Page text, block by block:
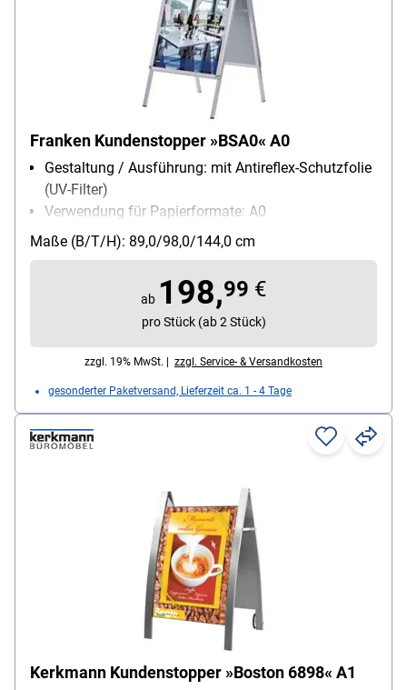
Franken Kundenstopper »BSA0« A0
Gestaltung / Ausführung: mit Antireflex-Schutzfolie
(UV-Filter)
Verwendung für Papierformate: A0
Einsatzbereich: Innenbereich, Überdachter
Außenbereich
Maße (B/T/H): 89,0/98,0/144,0 cm
ab 198,99 €
pro Stück (ab 2 Stück)
zzgl. 19% MwSt. | zzgl. Service- & Versandkosten
gesonderter Paketversand, Lieferzeit ca. 1 - 4 Tage
Kerkmann Kundenstopper »Boston 6898« A1